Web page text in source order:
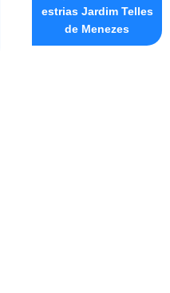
estrias Jardim Telles
de Menezes